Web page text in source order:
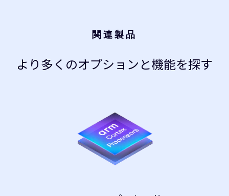
関連製品
より多くのオプションと機能を探す